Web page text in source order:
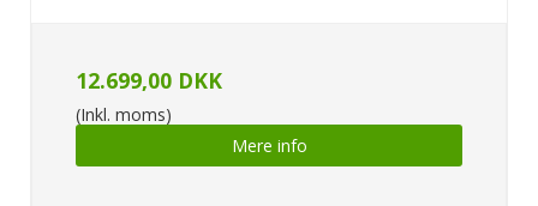
12.699,00 DKK
(Inkl. moms)
Mere info